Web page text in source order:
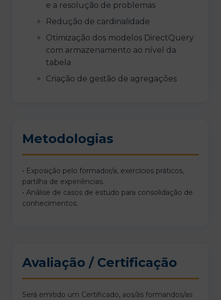
e a resolução de problemas
Redução de cardinalidade
Otimização dos modelos DirectQuery
com armazenamento ao nível da
tabela
Criação de gestão de agregações
Metodologias
• Exposição pelo formador/a, exercícios práticos,
partilha de experiências.
• Análise de casos de estudo para consolidação de
conhecimentos.
Avaliação / Certificação
Será emitido um Certificado, aos/às formandos/as